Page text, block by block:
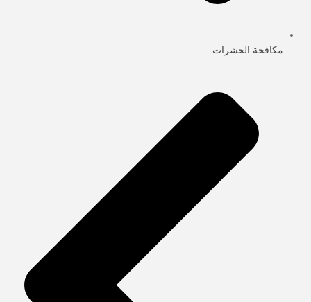
مكافحة الحشرات